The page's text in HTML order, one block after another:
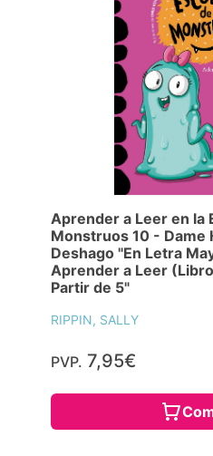
Aprender a Leer en la
Monstruos 10 - Dame
Deshago "En Letra
Aprender a Leer
Partir de 5"
RIPPIN, SALLY
PVP. 7,95€